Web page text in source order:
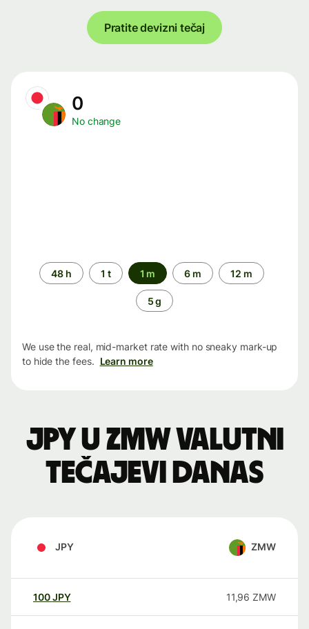
Pratite devizni tečaj
0
No change
Time
period
48 h 1 t 1 m 6 m 12 m
5 g
We use the real, mid-market rate with no sneaky mark-up
to hide the fees. Learn more
JPY u ZMW valutni
tečajevi danas
JPY ZMW
100JPY 11,96 ZMW